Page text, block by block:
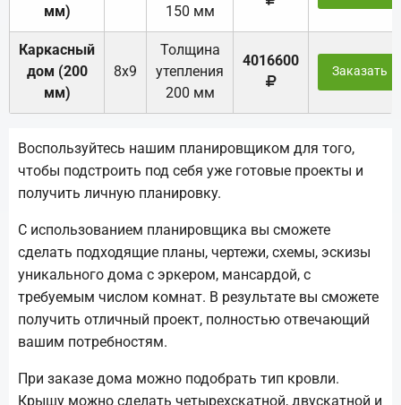
мм)
150 мм
Каркасный
дом (200
мм)
8х9
Толщина
утепления
200 мм
4016600
Заказать
Воспользуйтесь нашим планировщиком для того,
чтобы подстроить под себя уже готовые проекты и
получить личную планировку.
С использованием планировщика вы сможете
сделать подходящие планы, чертежи, схемы, эскизы
уникального дома с эркером, мансардой, с
требуемым числом комнат. В результате вы сможете
получить отличный проект, полностью отвечающий
вашим потребностям.
При заказе дома можно подобрать тип кровли.
Крышу можно сделать четырехскатной, двускатной и